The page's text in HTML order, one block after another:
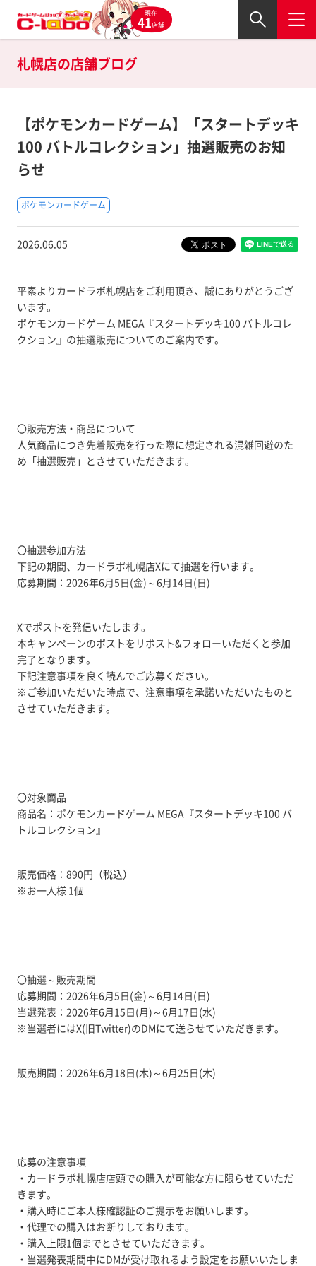
現在
41店舗
札幌店の店舗ブログ
【ポケモンカードゲーム】「スタートデッキ
100 バトルコレクション」抽選販売のお知
らせ
ポケモンカードゲーム
2026.06.05
平素よりカードラボ札幌店をご利用頂き、誠にありがとうござ
います。
ポケモンカードゲーム MEGA『スタートデッキ100 バトルコレ
クション』の抽選販売についてのご案内です。
〇販売方法・商品について
人気商品につき先着販売を行った際に想定される混雑回避のた
め「抽選販売」とさせていただきます。
〇抽選参加方法
下記の期間、カードラボ札幌店Xにて抽選を行います。
応募期間：2026年6月5日(金)～6月14日(日)
Xでポストを発信いたします。
本キャンペーンのポストをリポスト&フォローいただくと参加
完了となります。
下記注意事項を良く読んでご応募ください。
※ご参加いただいた時点で、注意事項を承諾いただいたものと
させていただきます。
〇対象商品
商品名：ポケモンカードゲーム MEGA『スタートデッキ100 バ
トルコレクション』
販売価格：890円（税込）
※お一人様 1個
〇抽選～販売期間
応募期間：2026年6月5日(金)～6月14日(日)
当選発表：2026年6月15日(月)～6月17日(水)
※当選者にはX(旧Twitter)のDMにて送らせていただきます。
販売期間：2026年6月18日(木)～6月25日(木)
応募の注意事項
・カードラボ札幌店店頭での購入が可能な方に限らせていただ
きます。
・購入時にご本人様確認証のご提示をお願いします。
・代理での購入はお断りしております。
・購入上限1個までとさせていただきます。
・当選発表期間中にDMが受け取れるよう設定をお願いいたしま